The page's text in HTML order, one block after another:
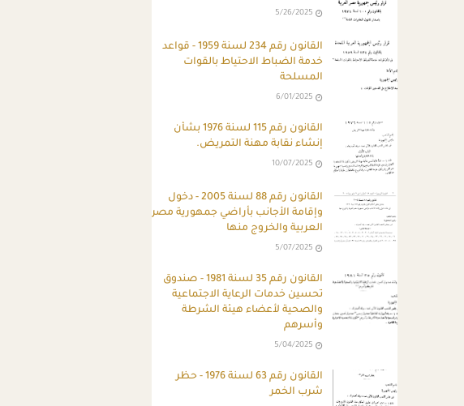
5/26/2025
القانون رقم 234 لسنة 1959 - قواعد
خدمة الضباط الاحتياط بالقوات
المسلحة
6/01/2025
القانون رقم 115 لسنة 1976 بشأن
إنشاء نقابة مهنة التمريض.
10/07/2025
القانون رقم 88 لسنة 2005 - دخول
وإقامة الأجانب بأراضي جمهورية مصر
العربية والخروج منها
5/07/2025
القانون رقم 35 لسنة 1981 - صندوق
تحسين خدمات الرعاية الاجتماعية
والصحية لأعضاء هيئة الشرطة
وأسرهم
5/04/2025
القانون رقم 63 لسنة 1976 - حظر
شرب الخمر